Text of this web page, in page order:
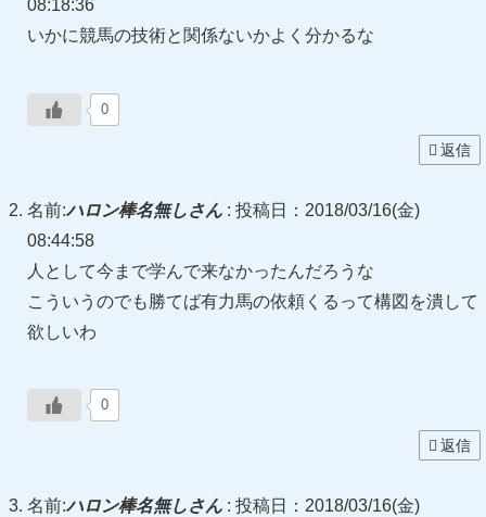
08:18:36
いかに競馬の技術と関係ないかよく分かるな
0
返信
名前:ハロン棒名無しさん : 投稿日：2018/03/16(金)
08:44:58
人として今まで学んで来なかったんだろうな
こういうのでも勝てば有力馬の依頼くるって構図を潰して
欲しいわ
0
返信
名前:ハロン棒名無しさん : 投稿日：2018/03/16(金)